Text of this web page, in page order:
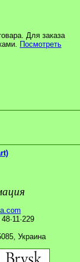
Для заказа
Посмотреть
Украина